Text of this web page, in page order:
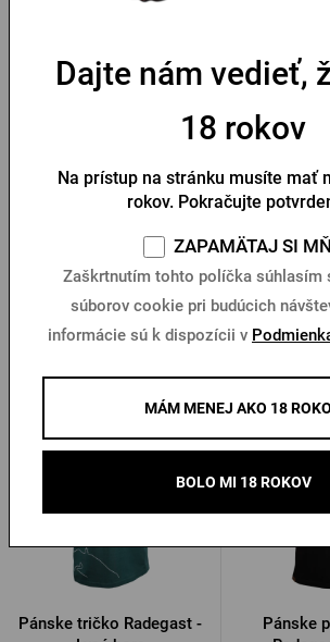
Na sklade > 10 ks
Kúpiť
Bednička
Na
11,73 €
Ďalšie produkty od
Pánske tričko Radegast -
Pánske
Dajte nám vedieť,
18 rokov
Na prístup na stránku musíte mať
rokov. Pokračujte
ZAPAMÄTAJ SI
Zaškrtnutím tohto políčka súhlasím
súborov cookie pri budúcich
informácie sú k dispozícii v
MÁM MENEJ AKO 18
BOLO MI 18 ROKOV